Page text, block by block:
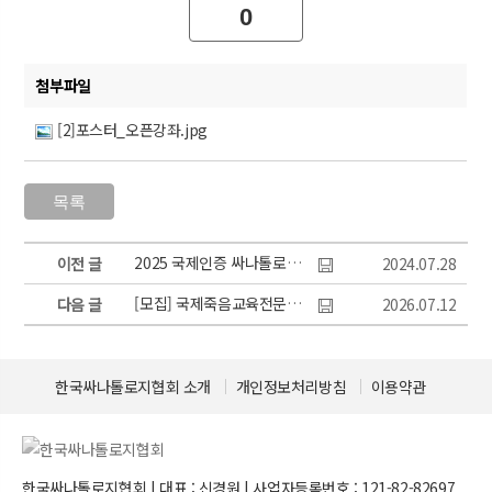
0
첨부파일
[2]포스터_오픈강좌.jpg
이전 글 2025 국제인증 싸나톨로지 자격증 과정
2024.07.28
다음 글
[모집] 국제죽음교육전문가 9월 모집 (미국죽음교육상담협회 인증과정) 2026.07.12
한국싸나톨로지협회 소개 개인정보처리방침 이용약관
한국싸나톨로지협회 | 대표 : 신경원 | 사업자등록번호 : 121-82-82697